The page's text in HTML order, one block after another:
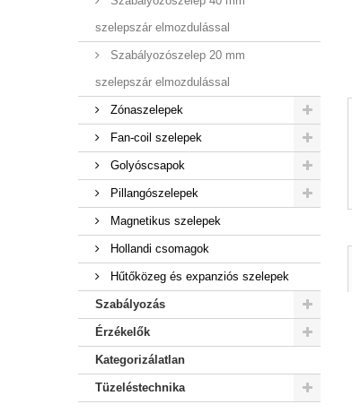
szelepszár elmozdulással
Szabályozószelep 20 mm
szelepszár elmozdulással
Zónaszelepek
Fan-coil szelepek
Golyóscsapok
Pillangószelepek
Magnetikus szelepek
Hollandi csomagok
Hűtőközeg és expanziós szelepek
Szabályozás
Érzékelők
Kategorizálatlan
Tüzeléstechnika